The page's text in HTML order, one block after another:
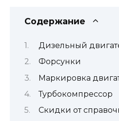
Содержание
Дизельный
Форсунки
Маркировка
Турбокомпрессор
Скидки от